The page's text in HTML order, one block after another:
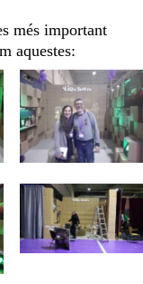
més important
aquestes: